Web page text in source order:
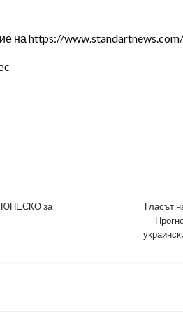
на https://www.standartnews.com/
ЮНЕСКО за
Гласът